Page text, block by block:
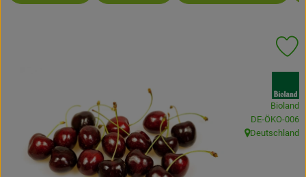
Frisches
Angebote
Bioland
, Kontrollstelle:
DE-ÖKO-006
, Herkunft:
Deutschland